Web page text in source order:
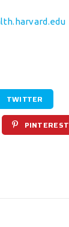
TWITTER
PINTEREST